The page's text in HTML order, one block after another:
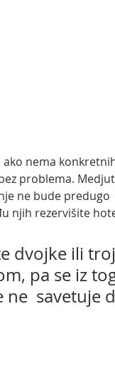
nema
problema.
ne bude
njih rezervišite
dvojke ili
pa se iz
ne  savetuje